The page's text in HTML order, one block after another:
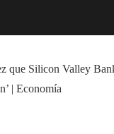
que Silicon Valley
| Economía